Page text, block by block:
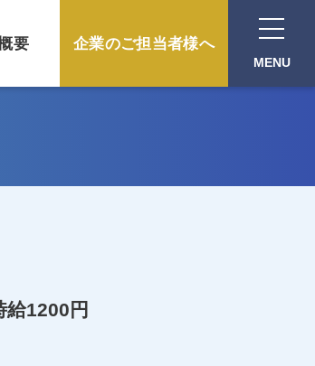
要 企業のご担当者様へ
MENU
給1200円